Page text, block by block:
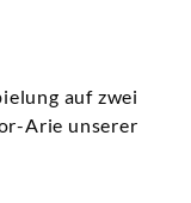
auf zwei
Arie unserer